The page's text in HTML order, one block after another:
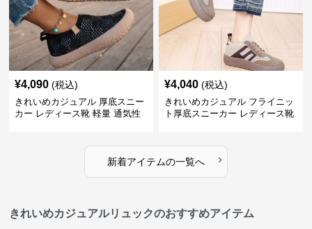
¥4,090 (税込)
きれいめカジュアル 厚底スニー
カー レディース靴 軽量 通気性
¥4,040 (税込)
きれいめカジュアル フライニッ
ト厚底スニーカー レディース靴
ズ
新着アイテムの一覧へ ›
きれいめカジュアルリュックのおすすめアイテム